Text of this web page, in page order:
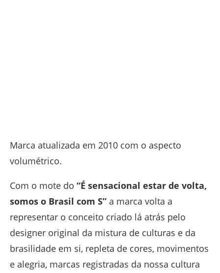
Marca atualizada em 2010 com o aspecto
volumétrico.
Com o mote do “É sensacional estar de volta,
somos o Brasil com S” a marca volta a
representar o conceito criado lá atrás pelo
designer original da mistura de culturas e da
brasilidade em si, repleta de cores, movimentos
e alegria, marcas registradas da nossa cultura